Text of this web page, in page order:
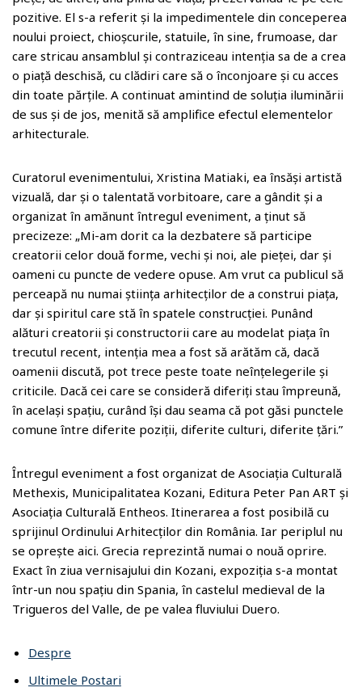
pozitive. El s-a referit și la impedimentele din conceperea
noului proiect, chioșcurile, statuile, în sine, frumoase, dar
care stricau ansamblul și contraziceau intenția sa de a crea
o piață deschisă, cu clădiri care să o înconjoare și cu acces
din toate părțile. A continuat amintind de soluția iluminării
de sus și de jos, menită să amplifice efectul elementelor
arhitecturale.
Curatorul evenimentului, Xristina Matiaki, ea însăși artistă
vizuală, dar și o talentată vorbitoare, care a gândit și a
organizat în amănunt întregul eveniment, a ținut să
precizeze: „Mi-am dorit ca la dezbatere să participe
creatorii celor două forme, vechi și noi, ale pieței, dar și
oameni cu puncte de vedere opuse. Am vrut ca publicul să
perceapă nu numai știința arhitecților de a construi piața,
dar și spiritul care stă în spatele construcției. Punând
alături creatorii și constructorii care au modelat piața în
trecutul recent, intenția mea a fost să arătăm că, dacă
oamenii discută, pot trece peste toate neînțelegerile și
criticile. Dacă cei care se consideră diferiți stau împreună,
în același spațiu, curând își dau seama că pot găsi punctele
comune între diferite poziții, diferite culturi, diferite țări.”
Întregul eveniment a fost organizat de Asociația Culturală
Methexis, Municipalitatea Kozani, Editura Peter Pan ART și
Asociația Culturală Entheos. Itinerarea a fost posibilă cu
sprijinul Ordinului Arhitecților din România. Iar periplul nu
se oprește aici. Grecia reprezintă numai o nouă oprire.
Exact în ziua vernisajului din Kozani, expoziția s-a montat
într-un nou spațiu din Spania, în castelul medieval de la
Trigueros del Valle, de pe valea fluviului Duero.
Despre
Ultimele Postari